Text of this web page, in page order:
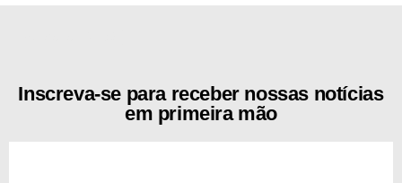
Inscreva-se para receber nossas notícias
em primeira mão